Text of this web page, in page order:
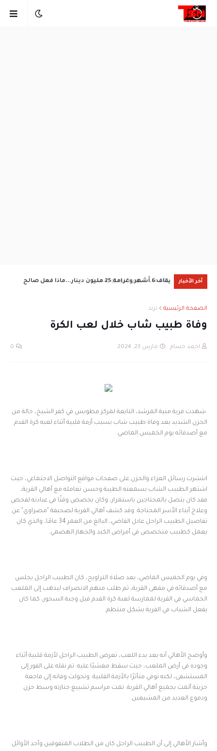
آخر الأخبارسعر الدهب اليوم 3 يونيو (مصر) إيقاف 6 أشهر وغرامة 25 مليون دينار...ماذا فعل صالح
الصفحة الرئيسية ترند
وفاة طبيب شاب خلال لعب الكرة
احمد حسام مارس 23, 2024 0
شهدت قرية منية المرشد، التابعة لمركز مطوبس في كفر الشيخ، حالة من
الحزن الشديد بعد وفاة طبيب شاب بسبب أزمة قلبية أثناء لعبه كرة القدم
مع أصدقائه يوم الخميس الماضي.
انتشرت رسائل العزاء والحزن على صفحات مواقع التواصل الاجتماعي، حيث
اشتهر الطبيب الشاب بسمعته الطيبة وحسن تعامله مع أهالي القرية،
فقد كان يتصل بالمحتاجين باستمرار، وكان يخصص وقتًا في عيادته لفحص
وعلاج أبناء الأسر المحتاجة. وقد كشف أهالي القرية لصحيفة "مصراوي" عن
تفاصيل الطبيب الراحل عادل القاضي، البالغ من العمر 34 عامًا، والذي كان
يعمل كطبيب متخصص في أمراض الكبد والجهاز الهضمي.
وفي يوم الخميس الماضي، بعد صلاة التراويح، كان الطبيب الراحل يجلس
مع أصدقائه في مقهى القرية، ثم طلب منهم الانصراف ليذهب إلى الملعب
الخماسي في القرية لممارسة لعبة كرة القدم قبل وجبة السحور، كما كان
يفعل الشباب في القرية بشكل منتظم.
وأوضح الأهالي أنه بعد بدء اللعب، تعرض الطبيب الراحل لأزمة قلبية أثناء
وجوده في أرض الملعب، حيث سقط مغشيًا عليه. تم نقله على الفور إلى
المستشفى، لكنه توفي متأثرًا بالأزمة القلبية. وتحولت وفاته إلى فاجعة
حزينة ألمت بجميع أهالي القرية. تمت مراسم تشييع جنازته وسط حزن
ودموع العديد من المشيعين.
وأشار الأهالي إلى أن الطبيب الراحل كان من الطلاب المتفوقين وأحد الأوائل